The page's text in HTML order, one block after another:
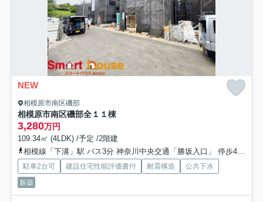
NEW
相模原市南区磯部
相模原市南区磯部全１１棟
3,280万円
109.34㎡ (4LDK) /予定 /2階建
相模線「下溝」駅 バス3分 神奈川中央交通「勝坂入口」 停歩4分
駐車2台可 建設住宅性能評価書付 耐震構造
公共下水
新築